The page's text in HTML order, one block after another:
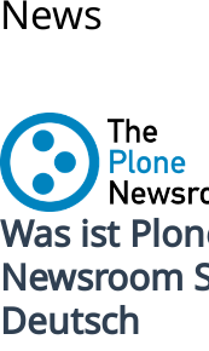
News
Was ist
Newsroom
Deutsch